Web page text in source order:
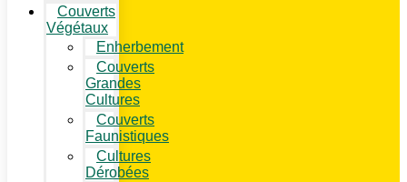
Couverts
Végétaux
Enherbement
Couverts
Grandes
Cultures
Couverts
Faunistiques
Cultures
Dérobées